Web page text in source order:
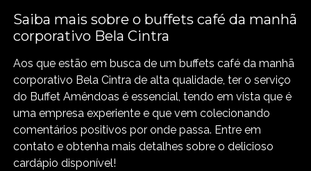
Saiba mais sobre o buffets café da manhã
corporativo Bela Cintra
Aos que estão em busca de um buffets café da manhã
corporativo Bela Cintra de alta qualidade, ter o serviço
do Buffet Amêndoas é essencial, tendo em vista que é
uma empresa experiente e que vem colecionando
comentários positivos por onde passa. Entre em
contato e obtenha mais detalhes sobre o delicioso
cardápio disponível!